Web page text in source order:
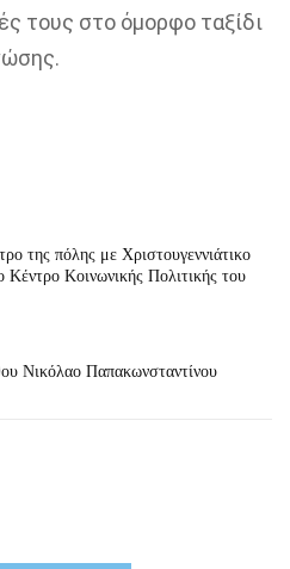
τους στο όμορφο ταξίδι
της πόλης με Χριστουγεννιάτικο
Κέντρο Κοινωνικής Πολιτικής του
Νικόλαο Παπακωνσταντίνου